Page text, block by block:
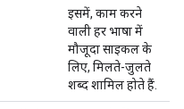
इसमें, काम करने
वाली हर भाषा में
मौजूदा साइकल के
लिए, मिलते-जुलते
शब्द शामिल होते हैं.